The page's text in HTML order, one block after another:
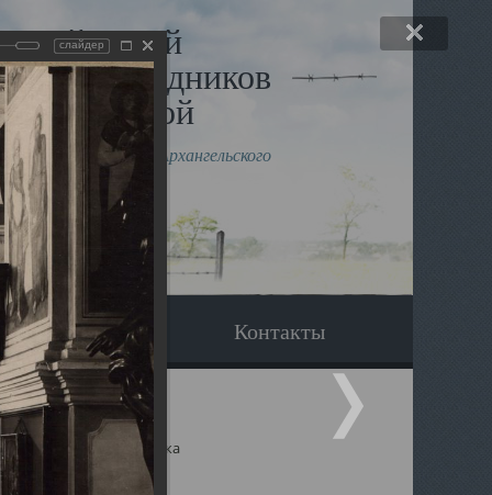
музей
и исповедников
митрополита Архангельского
Даниила
Вопрос-ответ Контакты
собор Архангельска
слайдер